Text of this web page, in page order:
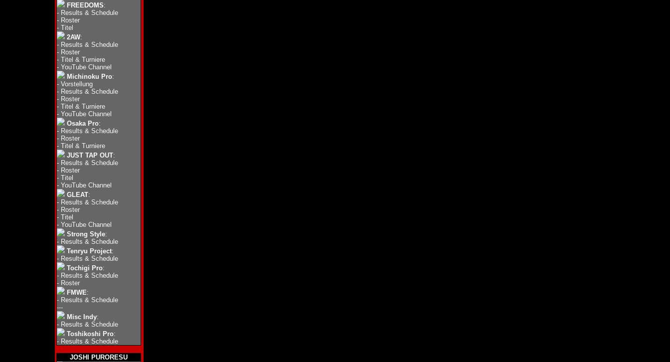
FREEDOMS:
- Results & Schedule
- Roster
- Titel
2AW:
- Results & Schedule
- Roster
- Titel & Turniere
- YouTube Channel
Michinoku Pro:
- Vorstellung
- Results & Schedule
- Roster
- Titel & Turniere
- YouTube Channel
Osaka Pro:
- Results & Schedule
- Roster
- Titel & Turniere
JUST TAP OUT:
- Results & Schedule
- Roster
- Titel
- YouTube Channel
GLEAT:
- Results & Schedule
- Roster
- Titel
- YouTube Channel
Strong Style:
- Results & Schedule
Tenryu Project:
- Results & Schedule
Tochigi Pro:
- Results & Schedule
- Roster
FMWE:
- Results & Schedule
---
Misc Indy:
- Results & Schedule
Toshikoshi Pro:
- Results & Schedule
JOSHI PURORESU